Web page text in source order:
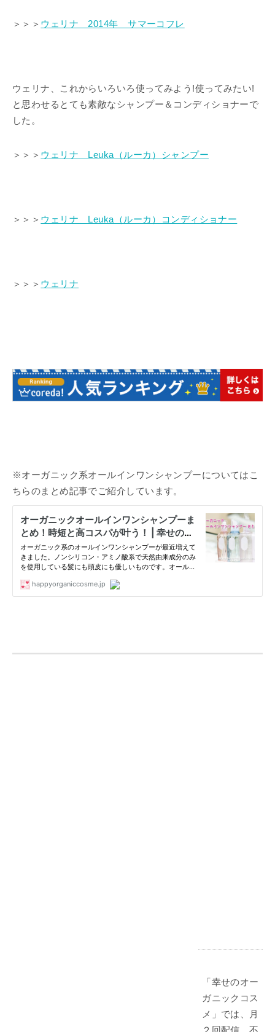
＞＞＞ ウェリナ 2014年 サマーコフレ
ウェリナ、これからいろいろ使ってみよう!使ってみたい!
と思わせるとても素敵なシャンプー＆コンディショナーで
した。
＞＞＞ ウェリナ Leuka（ルーカ）シャンプー
＞＞＞ ウェリナ Leuka（ルーカ）コンディショナー
＞＞＞ ウェリナ
※オーガニック系オールインワンシャンプーについてはこ
ちらのまとめ記事でご紹介しています。
「幸せのオー
ガニックコス
メ」では、月
２回配信、不